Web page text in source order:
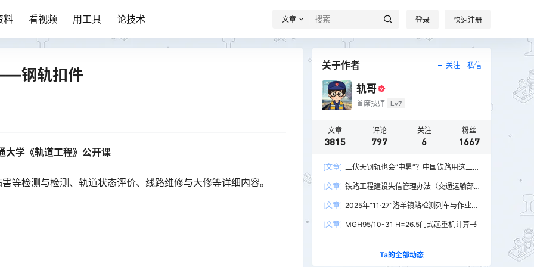
料 看视频 用工具 论技术 文章 登录 快速注册
钢轨扣件
大学《轨道工程》公开课
等检测与检测、轨道状态评价、线路维修与大修等详细内容。
关于作者 关注 私信
轨哥
首席技师 Lv7
文章
3815
评论
797
关注
6
粉丝
1667
[文章] 三伏天钢轨也会“中暑”？中国铁路用这三招
[文章] 铁路工程建设失信管理办法（交通运输部
[文章] 2025年“11·27”洛羊镇站检测列车与作业人
[文章] MGH95/10-31 H=26.5门式起重机计算书
Ta的全部动态